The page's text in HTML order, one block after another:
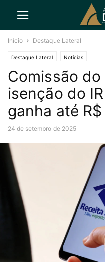
Início Destaque Lateral
Destaque Lateral Notícias
Comissão
isenção do
ganha até
24 de setembro de 2025